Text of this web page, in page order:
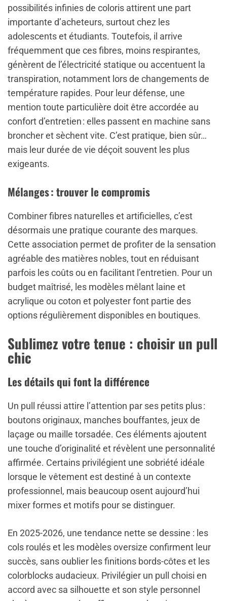
possibilités infinies de coloris attirent une part
importante d’acheteurs, surtout chez les
adolescents et étudiants. Toutefois, il arrive
fréquemment que ces fibres, moins respirantes,
génèrent de l’électricité statique ou accentuent la
transpiration, notamment lors de changements de
température rapides. Pour leur défense, une
mention toute particulière doit être accordée au
confort d’entretien : elles passent en machine sans
broncher et sèchent vite. C’est pratique, bien sûr…
mais leur durée de vie déçoit souvent les plus
exigeants.
Mélanges : trouver le compromis
Combiner fibres naturelles et artificielles, c’est
désormais une pratique courante des marques.
Cette association permet de profiter de la sensation
agréable des matières nobles, tout en réduisant
parfois les coûts ou en facilitant l’entretien. Pour un
budget maîtrisé, les modèles mêlant laine et
acrylique ou coton et polyester font partie des
options régulièrement disponibles en boutiques.
Sublimez votre tenue : choisir un pull
chic
Les détails qui font la différence
Un pull réussi attire l’attention par ses petits plus :
boutons originaux, manches bouffantes, jeux de
laçage ou maille torsadée. Ces éléments ajoutent
une touche d’originalité et révèlent une personnalité
affirmée. Certains privilégient une sobriété idéale
lorsque le vêtement est destiné à un contexte
professionnel, mais beaucoup osent aujourd’hui
mixer formes et motifs pour se distinguer.
En 2025-2026, une tendance nette se dessine : les
cols roulés et les modèles oversize confirment leur
succès, sans oublier les finitions bords-côtes et les
colorblocks audacieux. Privilégier un pull choisi en
accord avec sa silhouette et son style personnel